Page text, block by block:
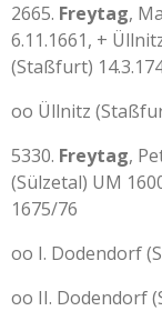
2665. Freytag,
6.11.1661, +
(Staßfurt)
oo Üllnitz
5330. Freytag,
(Sülzetal) UM
1675/76
oo I. Dodendorf
oo II. Dodendorf